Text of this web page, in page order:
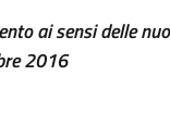
ai sensi delle
2016